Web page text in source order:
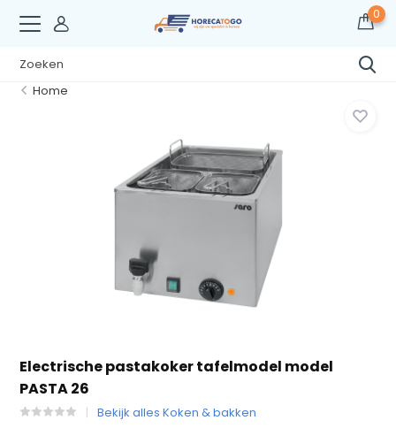
0
Home
Electrische pastakoker tafelmodel model
PASTA 26
Bekijk alles Koken & bakken